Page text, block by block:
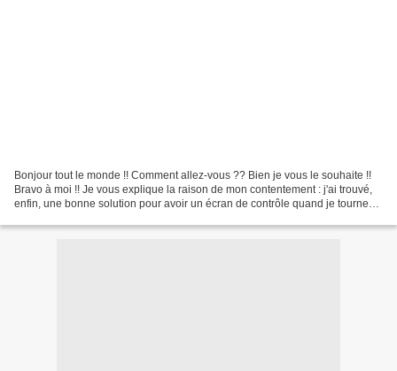
Bonjour tout le monde !! Comment allez-vous ?? Bien je vous le souhaite !!
Bravo à moi !! Je vous explique la raison de mon contentement : j'ai trouvé,
enfin, une bonne solution pour avoir un écran de contrôle quand je tourne